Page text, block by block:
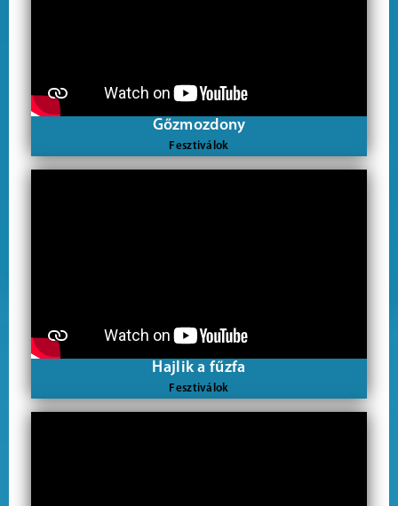
Gőzmozdony
Fesztiválok
Hajlik a fűzfa
Fesztiválok